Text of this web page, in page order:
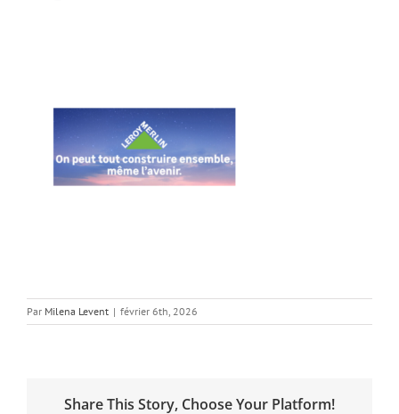
Par Milena Levent | février 6th, 2026
Share This Story, Choose Your Platform!